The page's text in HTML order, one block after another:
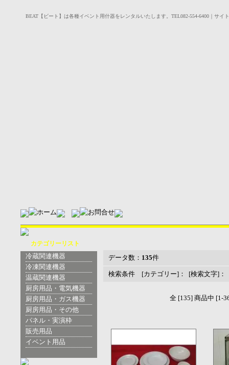
BEAT【ビート】は各種イベント用什器をレンタルいたします。TEL082-554-6400｜サイ
カテゴリーリスト
冷蔵関連機器
冷凍関連機器
温蔵関連機器
厨房用品・電気機器
厨房用品・ガス機器
厨房用品・その他
パネル・実演枠
販売用品
イベント用品
データ数： 135件
検索条件 [カテゴリー]： [検索文字]：
全 [135] 商品中 [1-